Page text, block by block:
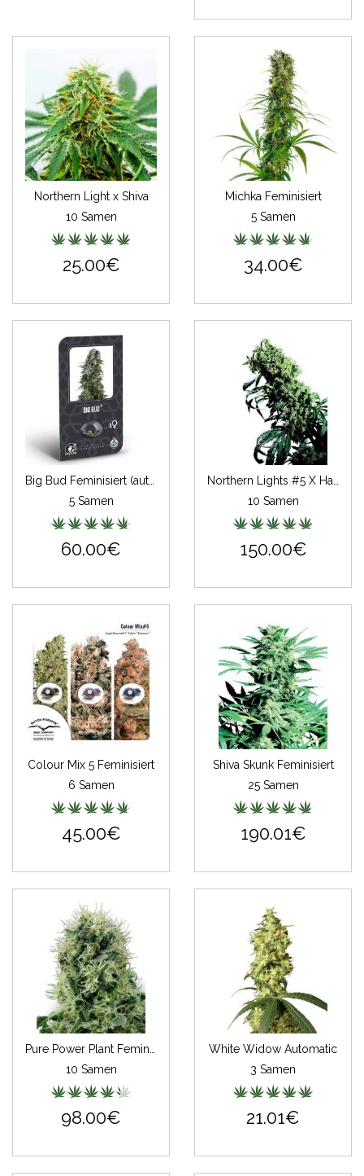
Northern Light x Shiva
10 Samen
25.00€
Michka Feminisiert
5 Samen
34.00€
5 Samen
60.00€
10 Samen
150.00€
Colour Mix 5 Feminisiert
6 Samen
45.00€
Shiva Skunk Feminisiert
25 Samen
190.01€
10 Samen
98.00€
White Widow Automatic
3 Samen
21.01€